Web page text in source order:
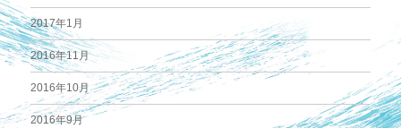
2017年1月
2016年11月
2016年10月
2016年9月